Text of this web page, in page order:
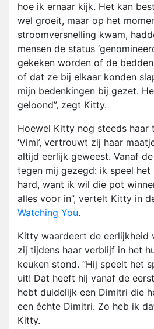
hoe ik ernaar kijk. Het kan
wel groeit, maar op het
stroomversnelling kwam,
mensen de status
gekeken worden of de
of dat ze bij elkaar konden
mijn bedenkingen bij gezet.
geloond”, zegt Kitty.
Hoewel Kitty nog steeds haar
‘Vimi’, vertrouwt zij haar
altijd eerlijk geweest. Vanaf
tegen mij gezegd: ik speel het
hard, want ik wil die pot
alles voor in”, vertelt Kitty in
Watching You.
Kitty waardeert de eerlijkheid
zij tijdens haar verblijf in het
keuken stond. “Hij speelt het
uit! Dat heeft hij vanaf de
hebt duidelijk een Dimitri die
een échte Dimitri. Zo heb ik
Kitty.